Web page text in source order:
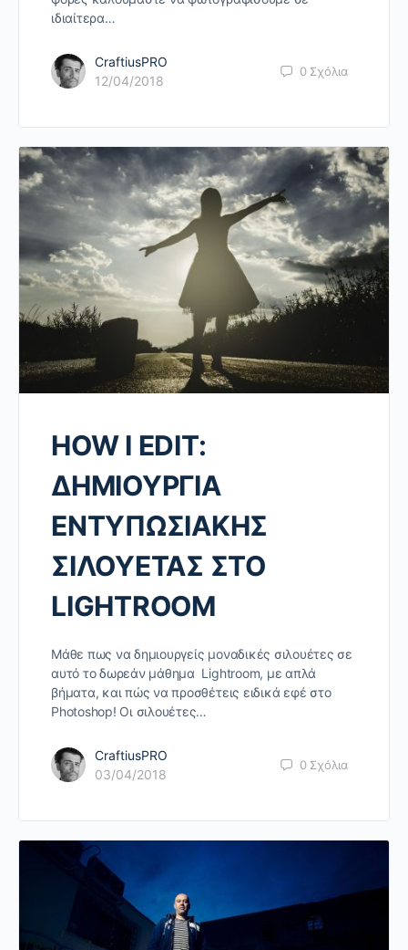
ιδιαίτερα…
CraftiusPRO
12/04/2018
0 Σχόλια
HOW I EDIT:
ΔΗΜΙΟΥΡΓΙΑ
ΕΝΤΥΠΩΣΙΑΚΗΣ
ΣΙΛΟΥΕΤΑΣ ΣΤΟ
LIGHTROOM
Μάθε πως να δημιουργείς μοναδικές σιλουέτες σε
αυτό το δωρεάν μάθημα Lightroom, με απλά
βήματα, και πώς να προσθέτεις ειδικά εφέ στο
Photoshop! Οι σιλουέτες…
CraftiusPRO
03/04/2018
0 Σχόλια